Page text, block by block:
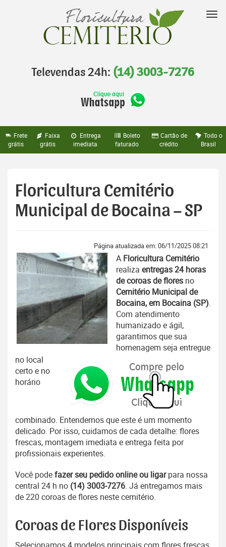
Televendas 24h: (14) 3003-7276
Frete
grátis
Faixa
grátis
Entrega
imediata
Boleto
faturado
Cartão de
crédito
Todo o
Brasil
Floricultura Cemitério
Municipal de Bocaina – SP
Página atualizada em: 06/11/2025 08:21
A Floricultura Cemitério
realiza entregas 24 horas
de coroas de flores no
Cemitério Municipal de
Bocaina, em Bocaina (SP).
Com atendimento
humanizado e ágil,
garantimos que sua
homenagem seja entregue
no local
certo e no
horário
combinado. Entendemos que este é um momento
delicado. Por isso, cuidamos de cada detalhe: flores
frescas, montagem imediata e entrega feita por
profissionais experientes.
Você podefazer seu pedido online ou ligarpara nossa
central 24 h no (14) 3003-7276. Já entregamos mais
de 220 coroas de flores neste cemitério.
Coroas de Flores Disponíveis